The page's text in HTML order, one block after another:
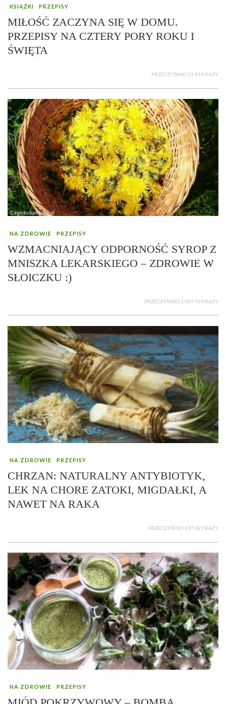
KSIĄŻKI PRZEPISY
MIŁOŚĆ ZACZYNA SIĘ W DOMU.
PRZEPISY NA CZTERY PORY ROKU I
ŚWIĘTA
PRZECZYTANO 33 919 RAZY
NA ZDROWIE PRZEPISY
WZMACNIAJĄCY ODPORNOŚĆ SYROP Z
MNISZKA LEKARSKIEGO – ZDROWIE W
SŁOICZKU :)
PRZECZYTANO 1 005 769 RAZY
NA ZDROWIE PRZEPISY
CHRZAN: NATURALNY ANTYBIOTYK,
LEK NA CHORE ZATOKI, MIGDAŁKI, A
NAWET NA RAKA
PRZECZYTANO 197 423 RAZY
NA ZDROWIE PRZEPISY